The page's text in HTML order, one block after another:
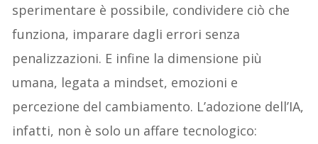
sperimentare è possibile, condividere ciò che
funziona, imparare dagli errori senza
penalizzazioni. E infine la dimensione più
umana, legata a mindset, emozioni e
percezione del cambiamento. L’adozione dell’IA,
infatti, non è solo un affare tecnologico: